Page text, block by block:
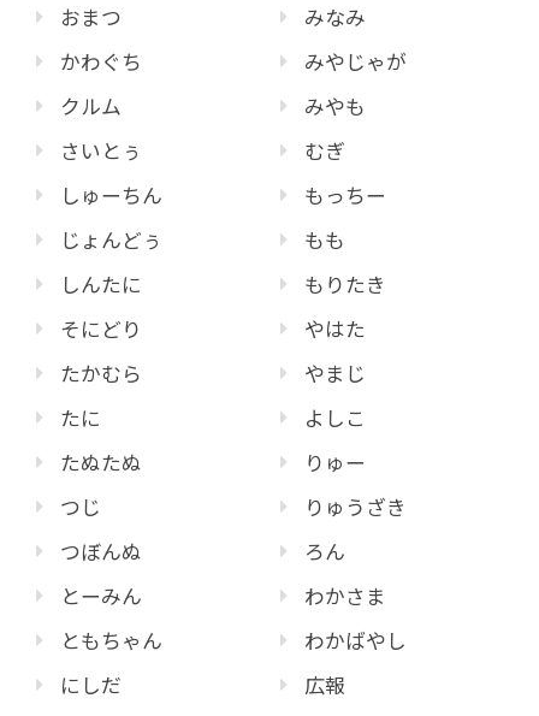
おまつ
かわぐち
クルム
さいとぅ
しゅーちん
じょんどぅ
しんたに
そにどり
たかむら
たに
たぬたぬ
つじ
つぼんぬ
とーみん
ともちゃん
にしだ
みなみ
みやじゃが
みやも
むぎ
もっちー
もも
もりたき
やはた
やまじ
よしこ
りゅー
りゅうざき
ろん
わかさま
わかばやし
広報